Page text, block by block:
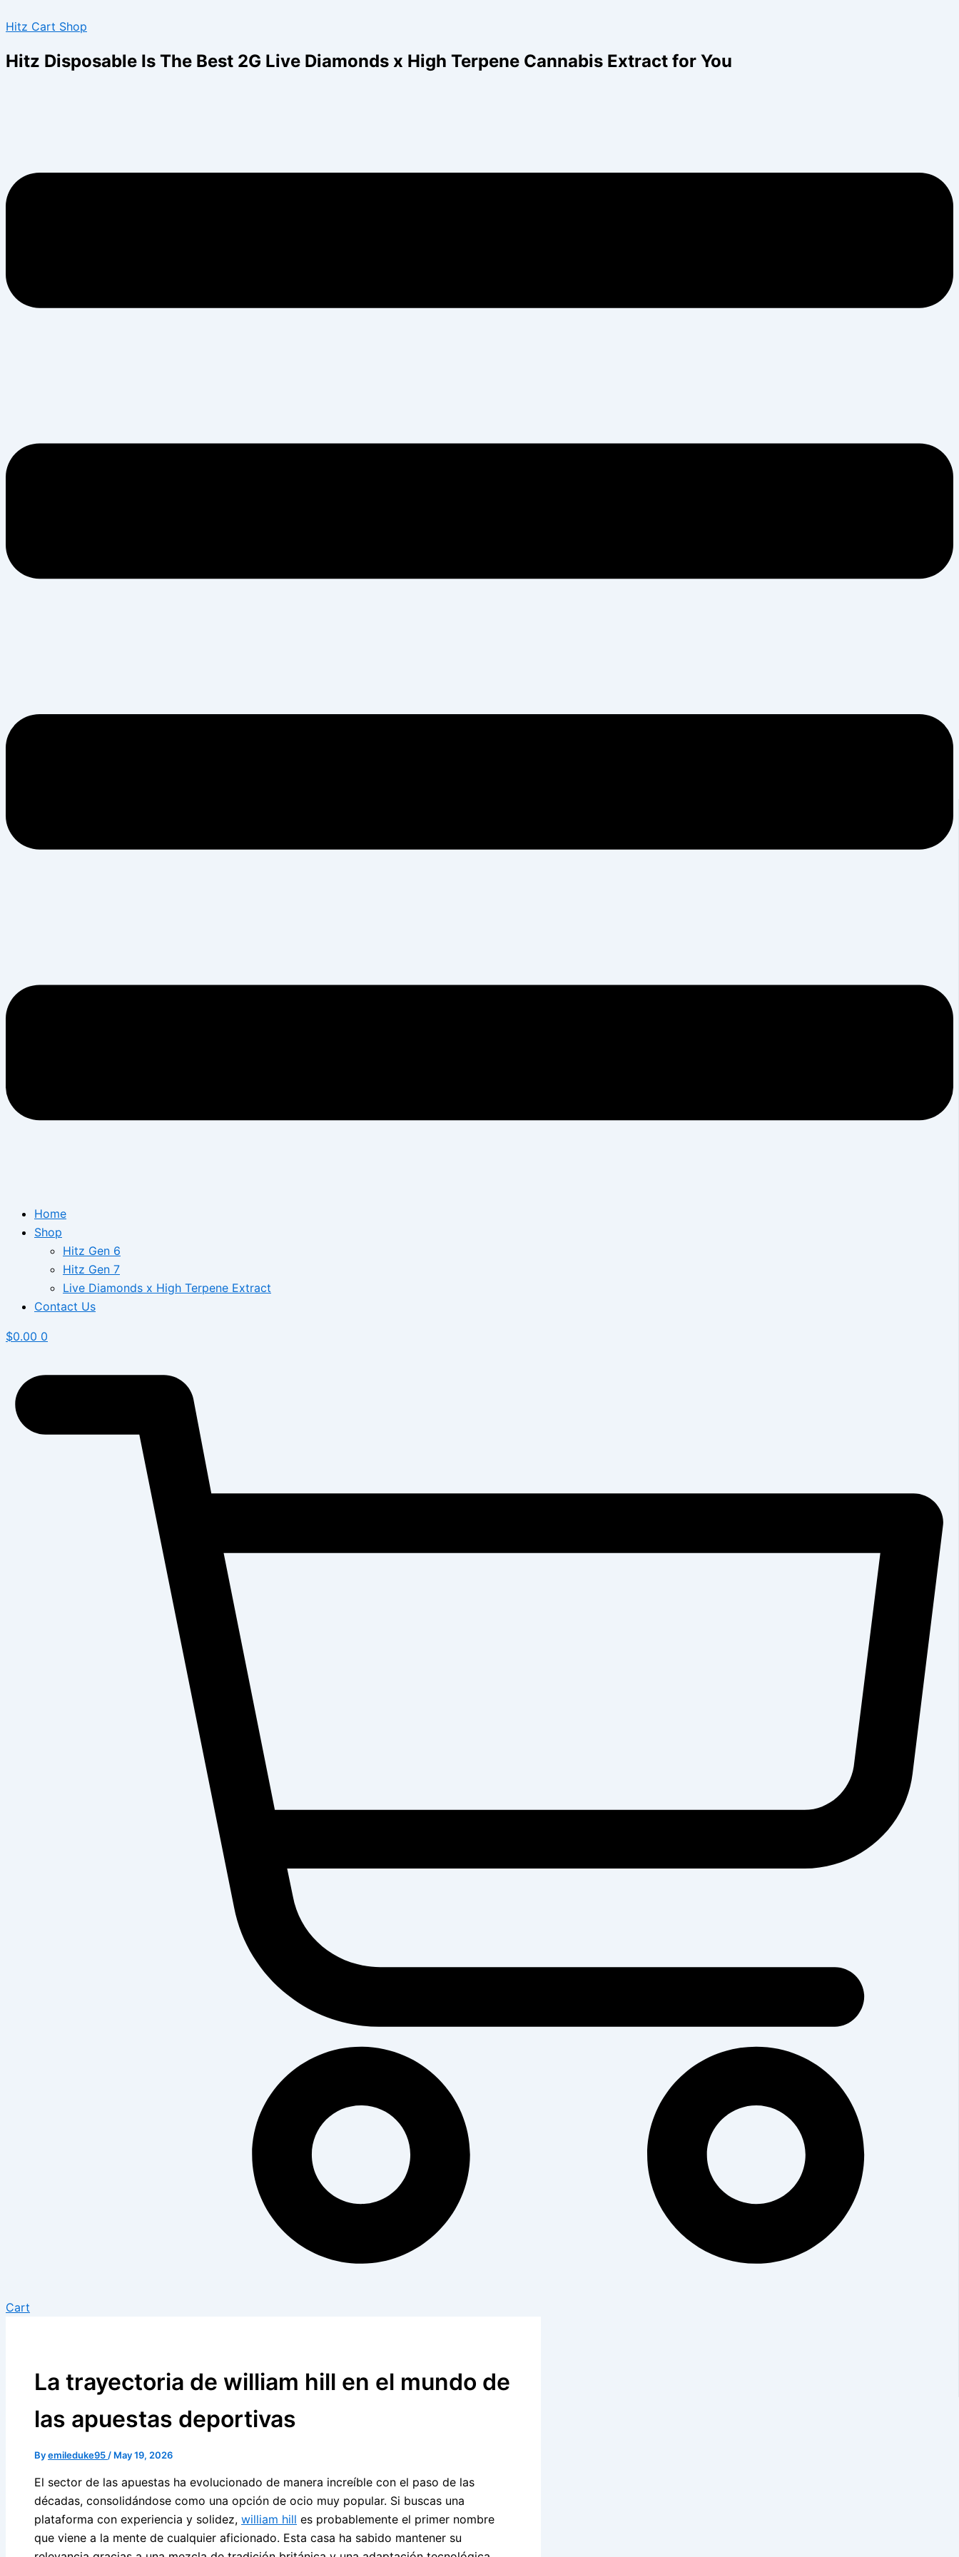
to
Hitz Cart Shop
Hitz Disposable Is The Best 2G Live Diamonds x High Terpene Cannabis Extract for You
Home
Shop
Hitz Gen 6
Hitz Gen 7
Live Diamonds x High Terpene Extract
Contact Us
$0.00 0
Cart
La trayectoria de william hill en el mundo de
las apuestas deportivas
Byemileduke95 / May 19, 2026
El sector de las apuestas ha evolucionado de manera increíble con el paso de las
décadas, consolidándose como una opción de ocio muy popular. Si buscas una
plataforma con experiencia y solidez, william hill es probablemente el primer nombre
que viene a la mente de cualquier aficionado. Esta casa ha sabido mantener su